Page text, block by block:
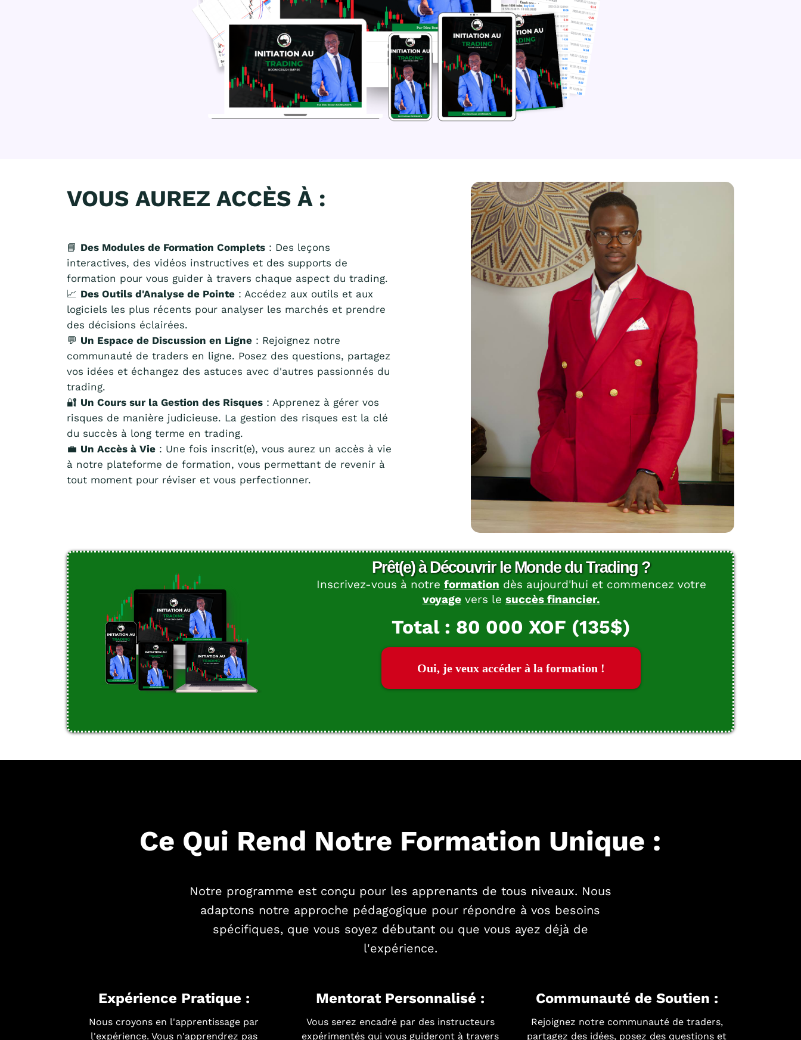
VOUS AUREZ ACCÈS À :
📘 Des Modules de Formation Complets : Des leçons
interactives, des vidéos instructives et des supports de
formation pour vous guider à travers chaque aspect du trading.
📈 Des Outils d'Analyse de Pointe : Accédez aux outils et aux
logiciels les plus récents pour analyser les marchés et prendre
des décisions éclairées.
💬 Un Espace de Discussion en Ligne : Rejoignez notre
communauté de traders en ligne. Posez des questions, partagez
vos idées et échangez des astuces avec d'autres passionnés du
trading.
🔐 Un Cours sur la Gestion des Risques : Apprenez à gérer vos
risques de manière judicieuse. La gestion des risques est la clé
du succès à long terme en trading.
💼 Un Accès à Vie : Une fois inscrit(e), vous aurez un accès à vie
à notre plateforme de formation, vous permettant de revenir à
tout moment pour réviser et vous perfectionner.
Prêt(e) à Découvrir le Monde du Trading ?
Inscrivez-vous à notre formation dès aujourd'hui et commencez votre
voyagevers le succès financier.
Total : 80 000 XOF (135$)
Oui, je veux accéder à la formation !
Ce Qui Rend Notre Formation Unique :
Notre programme est conçu pour les apprenants de tous niveaux. Nous
adaptons notre approche pédagogique pour répondre à vos besoins
spécifiques, que vous soyez débutant ou que vous ayez déjà de
l'expérience.
Expérience Pratique :
Nous croyons en l'apprentissage par
l'expérience. Vous n'apprendrez pas
Mentorat Personnalisé :
Vous serez encadré par des instructeurs
expérimentés qui vous guideront à travers
Communauté de Soutien :
Rejoignez notre communauté de traders,
partagez des idées, posez des questions et